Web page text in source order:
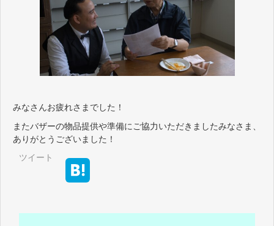
みなさんお疲れさまでした！
またバザーの物品提供や準備にご協力いただきましたみなさま、
ありがとうございました！
ツイート